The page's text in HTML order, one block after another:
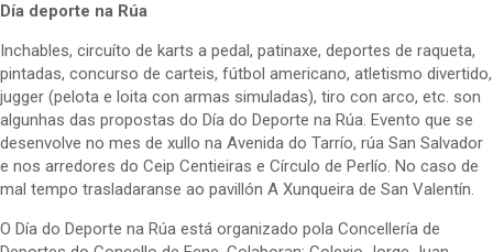
Día deporte na Rúa
Inchables, circuíto de karts a pedal, patinaxe, deportes de raqueta,
pintadas, concurso de carteis, fútbol americano, atletismo divertido,
jugger (pelota e loita con armas simuladas), tiro con arco, etc. son
algunhas das propostas do Día do Deporte na Rúa. Evento que se
desenvolve no mes de xullo na Avenida do Tarrío, rúa San Salvador
e nos arredores do Ceip Centieiras e Círculo de Perlío. No caso de
mal tempo trasladaranse ao pavillón A Xunqueira de San Valentín.
O Día do Deporte na Rúa está organizado pola Concellería de